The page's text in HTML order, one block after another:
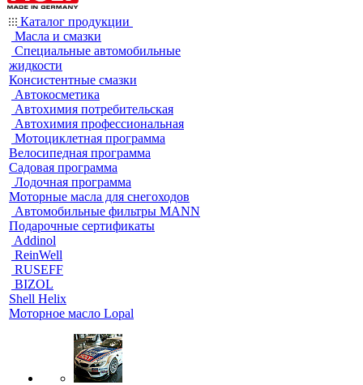
Каталог продукции
Масла и смазки
Специальные автомобильные
жидкости
Консистентные смазки
Автокосметика
Автохимия потребительская
Автохимия профессиональная
Мотоциклетная программа
Велосипедная программа
Садовая программа
Лодочная программа
Моторные масла для снегоходов
Автомобильные фильтры MANN
Подарочные сертификаты
Addinol
ReinWell
RUSEFF
BIZOL
Shell Helix
Моторное масло Lopal